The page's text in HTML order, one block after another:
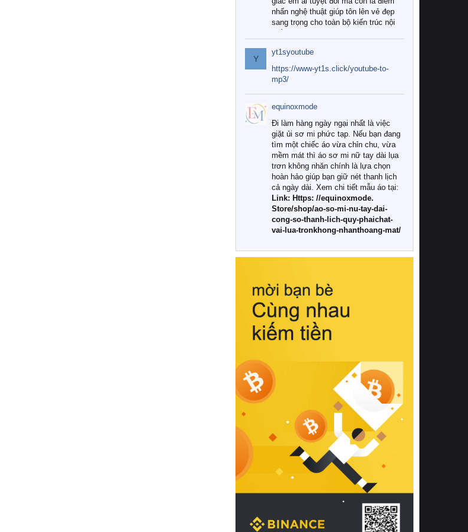
nhấn nghệ thuật giúp tôn lên vẻ đẹp
sang trọng cho toàn bộ kiến trúc nội
Tuy nhiên, giữa thị trường đa dạng
với vô vàn thương hiệu và mẫu mã
như hiện nay, làm thế nào để chọn
được những bộ chăn ga gối đệm cao
cấp thực sự chất lượng, phù hợp với
khí hậu và nhu cầu sử dụng của gia
đình? Hãy cùng chúng tôi đi tìm lời
giải đáp chi tiết qua bài viết dưới đây.
1. Tại sao các gia đình hiện đại lại ưa
chuộng chăn ga gối đệm cao cấp?
Khác với các dòng sản phẩm thông
thường, những bộ chăn ga gối đệm
cao cấp trải qua quy trình sản xuất
nghiêm ngặt từ khâu chọn lọc nguyên
liệu tự nhiên đến công nghệ dệt
nhuộm hiện đại không chứa hóa chất
này, bạn sẽ cảm nhận rõ rệt sự khác
hồi chuẩn xác của phần đệm nâng đỡ
cột sống.
Bên cạnh đó, việc lựa chọn các dòng
sản phẩm đạt chuẩn chất lượng quốc
tế còn giúp ngăn ngừa tình trạng kích
khuẩn và nấm mốc trong điều kiện
thời tiết nóng ẩm. Bạn có thể tìm hiểu
thêm các nghiên cứu khoa học về tác
động của giấc ngủ và môi trường
phòng ngủ đối với sức khỏe con
người tại Sleep Foundation (External
Link) để có cái nhìn toàn diện hơn.
2. Các tiêu chí vàng khi lựa chọn
chăn ga gối đệm cao cấp cho phòng
ngủ
Để sở hữu một bộ chăn ga gối đệm
cao cấp hoàn hảo cả về thẩm mỹ lẫn
công năng, người tiêu dùng cần cân
nhắc kỹ lưỡng các tiêu chí quan trọng
Y
yt1syoutube
https://www-yt1s.click/youtube-to-
mp3/
equinoxmode
Đi làm hàng ngày ngại nhất là việc
giặt ủi sơ mi phức tạp. Nếu bạn đang
tìm một chiếc áo vừa chỉn chu, vừa
mềm mát thì áo sơ mi nữ tay dài lụa
trơn không nhăn chính là lựa chọn
hoàn hảo giúp bạn giữ nét thanh lịch
cả ngày dài. Xem chi tiết mẫu áo tại:
Link: Https: //equinoxmode.
Store/shop/ao-so-mi-nu-tay-dai-
cong-so-thanh-lich-quy-phaichat-
vai-lua-tronkhong-nhanthoang-mat/